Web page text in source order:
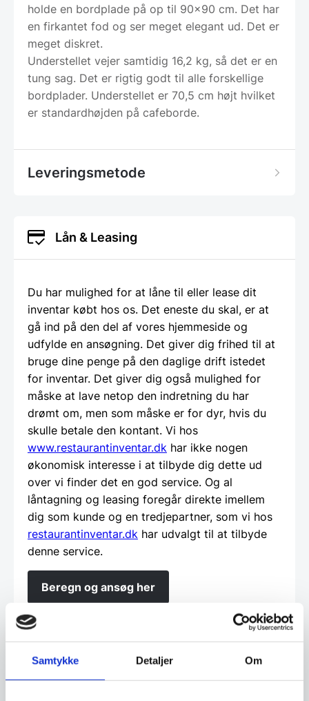
Samtykke Detaljer Om
holde en bordplade på op til 90×90 cm. Det har
en firkantet fod og ser meget elegant ud. Det er
meget diskret.
Understellet vejer samtidig 16,2 kg, så det er en
tung sag. Det er rigtig godt til alle forskellige
bordplader. Understellet er 70,5 cm højt hvilket
er standardhøjden på cafeborde.
Leveringsmetode
Lån & Leasing
Du har mulighed for at låne til eller lease dit
inventar købt hos os. Det eneste du skal, er at
gå ind på den del af vores hjemmeside og
udfylde en ansøgning. Det giver dig frihed til at
bruge dine penge på den daglige drift istedet
for inventar. Det giver dig også mulighed for
måske at lave netop den indretning du har
drømt om, men som måske er for dyr, hvis du
skulle betale den kontant. Vi hos
www.restaurantinventar.dk har ikke nogen
økonomisk interesse i at tilbyde dig dette ud
over vi finder det en god service. Og al
låntagning og leasing foregår direkte imellem
dig som kunde og en tredjepartner, som vi hos
restaurantinventar.dk har udvalgt til at tilbyde
denne service.
Beregn og ansøg her